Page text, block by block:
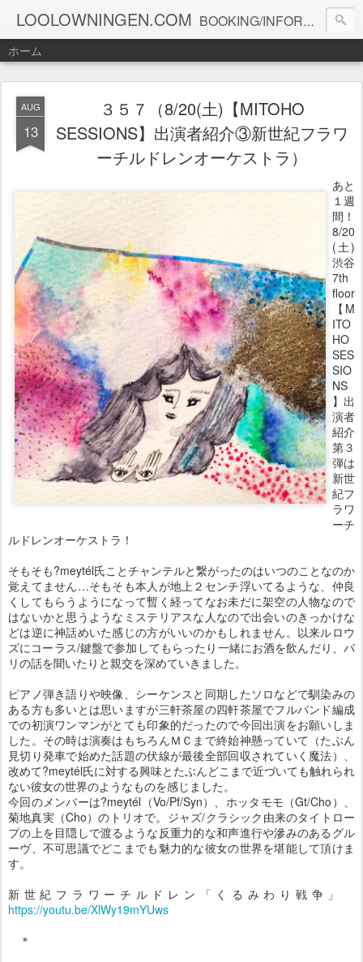
LOOLOWNINGEN.COM BOOKING/INFORMATION info@loolowningen.com
ホーム
AUG
13
３５７（8/20(土)【MITOHO
SESSIONS】出演者紹介③新世紀フラワ
ーチルドレンオーケストラ）
あと
１週
間！
8/20
(土)
渋谷
7th
floor
【M
ITO
HO
SES
SIO
NS
】出
演者
紹介
第３
弾は
新世
紀フ
ラワ
ーチ
ルドレンオーケストラ！
そもそも?meytél氏ことチャンテルと繋がったのはいつのことなのか
覚えてません…そもそも本人が地上２センチ浮いてるような、仲良
くしてもらうようになって暫く経ってなお未だに架空の人物なので
はないかと思うようなミステリアスな人なので出会いのきっかけな
どは逆に神話めいた感じの方がいいのかもしれません。以来ルロウ
ズにコーラス/鍵盤で参加してもらったり一緒にお酒を飲んだり、パ
リの話を聞いたりと親交を深めていきました。
ピアノ弾き語りや映像、シーケンスと同期したソロなどで馴染みの
ある方も多いとは思いますが三軒茶屋の四軒茶屋でフルバンド編成
での初演ワンマンがとても印象的だったので今回出演をお願いしま
した。その時は演奏はもちろんＭＣまで終始神懸っていて（たぶん
見切り発車で始めた話題の伏線が最後全部回収されていく魔法）、
改めて?meytél氏に対する興味とたぶんどこまで近づいても触れられ
ない彼女の世界のようなものを感じました。
今回のメンバーは?meytél（Vo/Pf/Syn）、ホッタモモ（Gt/Cho）、
菊地真実（Cho）のトリオで。ジャズ/クラシック由来のタイトロー
プの上を目隠しで渡るような反重力的な和声進行や滲みのあるグル
ーヴ、不可思議でどこまでも魅力的な彼女の世界を堪能して頂けま
す。
新世紀フラワーチルドレン「くるみわり戦争」
https://youtu.be/XlWy19mYUws
＊